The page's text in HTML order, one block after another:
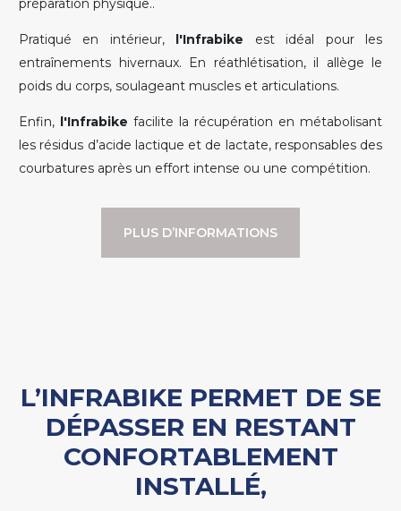
préparation physique..
Pratiqué en intérieur, l'Infrabike est idéal pour les
entraînements hivernaux. En réathlétisation, il allège le
poids du corps, soulageant muscles et articulations.
Enfin, l'Infrabike facilite la récupération en métabolisant
les résidus d’acide lactique et de lactate, responsables des
courbatures après un effort intense ou une compétition.
PLUS D’INFORMATIONS
L’INFRABIKE PERMET DE SE
DÉPASSER EN RESTANT
CONFORTABLEMENT
INSTALLÉ,